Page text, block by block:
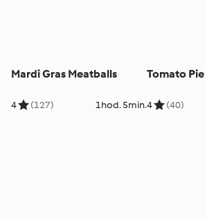
Mardi Gras Meatballs
4 (127) 1hod. 5min.
Tomato Pie
4 (40)